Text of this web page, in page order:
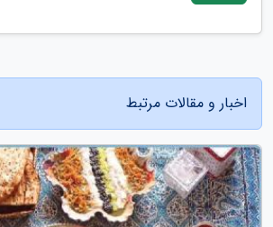
اخبار و مقالات مرتبط